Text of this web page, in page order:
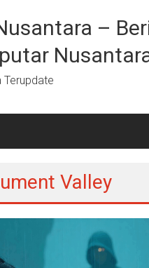
–
Terupdate
Valley